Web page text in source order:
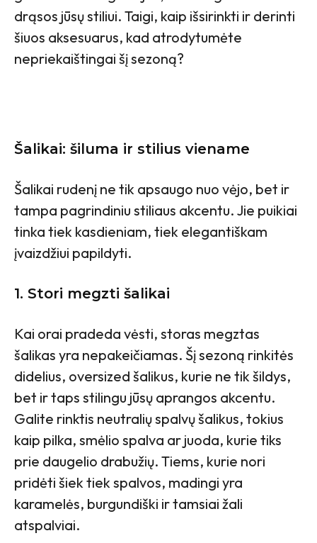
drąsos jūsų stiliui. Taigi, kaip išsirinkti ir derinti
šiuos aksesuarus, kad atrodytumėte
nepriekaištingai šį sezoną?
Šalikai: šiluma ir stilius viename
Šalikai rudenį ne tik apsaugo nuo vėjo, bet ir
tampa pagrindiniu stiliaus akcentu. Jie puikiai
tinka tiek kasdieniam, tiek elegantiškam
įvaizdžiui papildyti.
1. Stori megzti šalikai
Kai orai pradeda vėsti, storas megztas
šalikas yra nepakeičiamas. Šį sezoną rinkitės
didelius, oversized šalikus, kurie ne tik šildys,
bet ir taps stilingu jūsų aprangos akcentu.
Galite rinktis neutralių spalvų šalikus, tokius
kaip pilka, smėlio spalva ar juoda, kurie tiks
prie daugelio drabužių. Tiems, kurie nori
pridėti šiek tiek spalvos, madingi yra
karamelės, burgundiški ir tamsiai žali
atspalviai.